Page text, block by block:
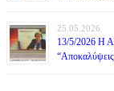
25.05.2026
13/5/2026 Η